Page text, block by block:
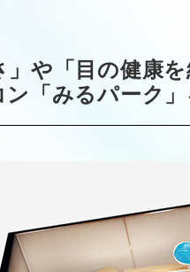
」や「目の健康
「みるパーク」